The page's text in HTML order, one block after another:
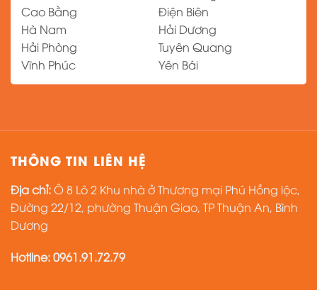
Cao Bằng
Điện Biên
Hà Nam
Hải Dương
Hải Phòng
Tuyên Quang
Vĩnh Phúc
Yên Bái
THÔNG TIN LIÊN HỆ
Địa chỉ:Ô 8 Lô 2 Khu nhà ở Thương mại Phú Hồng lộc,
Đường 22/12, phường Thuận Giao, TP Thuận An, Bình
Dương
Hotline:0961.91.72.79